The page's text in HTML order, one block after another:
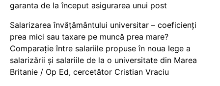
garanta de la început asigurarea unui post
Salarizarea învățământului universitar – coeficienți
prea mici sau taxare pe muncă prea mare?
Comparație între salariile propuse în noua lege a
salarizării și salariile de la o universitate din Marea
Britanie / Op Ed, cercetător Cristian Vraciu